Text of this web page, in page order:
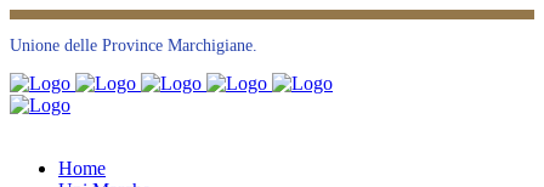
Unione delle Province Marchigiane.
Home